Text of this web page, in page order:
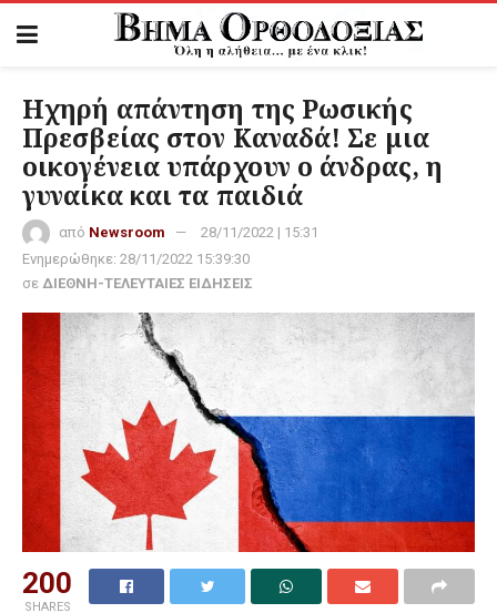
Ηχηρή απάντηση της Ρωσικής
Πρεσβείας στον Καναδά! Σε μια
οικογένεια υπάρχουν ο άνδρας, η
γυναίκα και τα παιδιά
από Newsroom
28/11/2022 | 15:31
Ενημερώθηκε: 28/11/2022 15:39:30
σε ΔΙΕΘΝΗ-ΤΕΛΕΥΤΑΙΕΣ ΕΙΔΗΣΕΙΣ
200
SHARES